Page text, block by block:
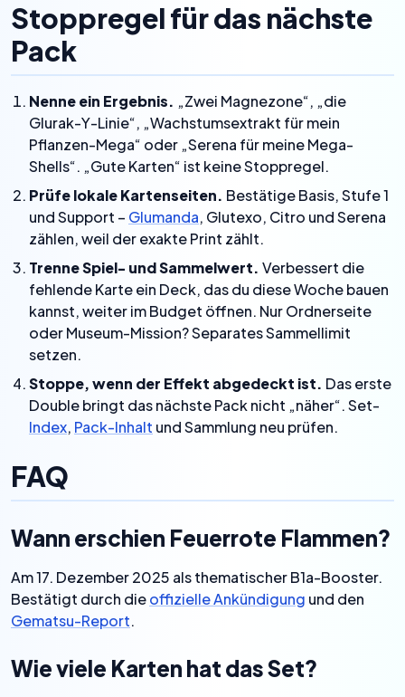
Stoppregel für das nächste
Pack
Nenne ein Ergebnis. „Zwei Magnezone“, „die
Glurak-Y-Linie“, „Wachstumsextrakt für mein
Pflanzen-Mega“ oder „Serena für meine Mega-
Shells“. „Gute Karten“ ist keine Stoppregel.
Prüfe lokale Kartenseiten. Bestätige Basis, Stufe 1
und Support – Glumanda, Glutexo, Citro und Serena
zählen, weil der exakte Print zählt.
Trenne Spiel- und Sammelwert. Verbessert die
fehlende Karte ein Deck, das du diese Woche bauen
kannst, weiter im Budget öffnen. Nur Ordnerseite
oder Museum-Mission? Separates Sammellimit
setzen.
Stoppe, wenn der Effekt abgedeckt ist. Das erste
Double bringt das nächste Pack nicht „näher“. Set-
Index, Pack-Inhalt und Sammlung neu prüfen.
FAQ
Wann erschien Feuerrote Flammen?
Am 17. Dezember 2025 als thematischer B1a-Booster.
Bestätigt durch dieoffizielle Ankündigung und den
Gematsu-Report.
Wie viele Karten hat das Set?